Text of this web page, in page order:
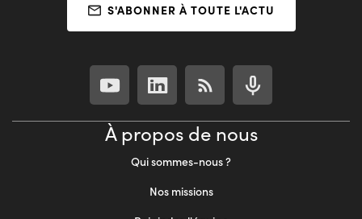
S'ABONNER À TOUTE L'ACTU
À propos de nous
Qui sommes-nous ?
Nos missions